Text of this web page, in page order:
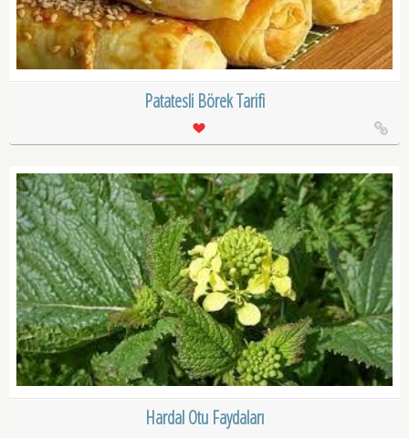
Patatesli Börek Tarifi
Hardal Otu Faydaları